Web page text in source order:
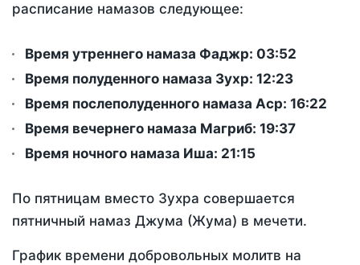
расписание намазов следующее:
Время утреннего намаза Фаджр: 03:52
Время полуденного намаза Зухр: 12:23
Время послеполуденного намаза Аср: 16:22
Время вечернего намаза Магриб: 19:37
Время ночного намаза Иша: 21:15
По пятницам вместо Зухра совершается
пятничный намаз Джума (Жума) в мечети.
График времени добровольных молитв на